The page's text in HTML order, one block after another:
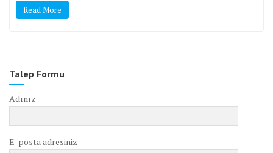
Read More
Talep Formu
Adınız
E-posta adresiniz